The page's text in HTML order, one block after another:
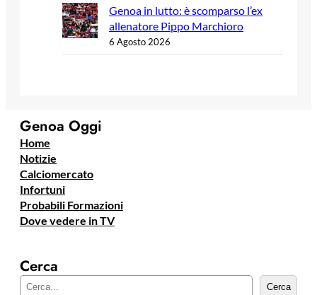
Genoa in lutto: è scomparso l’ex
allenatore Pippo Marchioro
6 Agosto 2026
Genoa Oggi
Home
Notizie
Calciomercato
Infortuni
Probabili Formazioni
Dove vedere in TV
Cerca
Cerca